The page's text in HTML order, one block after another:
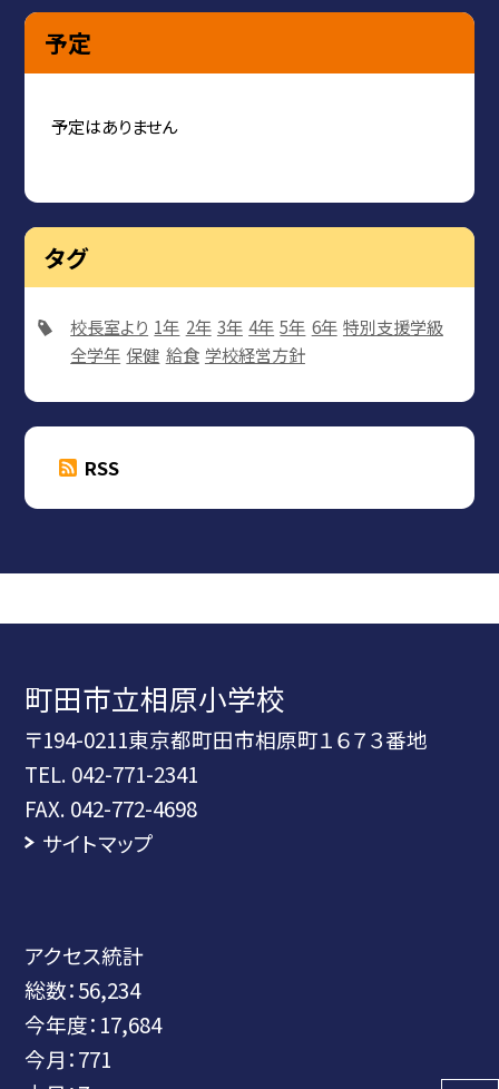
予定
予定はありません
タグ
校長室より 1年 2年 3年 4年 5年 6年 特別支援学級
全学年 保健 給食 学校経営方針
RSS
町田市立相原小学校
〒194-0211東京都町田市相原町１６７３番地
TEL. 042-771-2341
FAX. 042-772-4698
サイトマップ
アクセス統計
総数：56,234
今年度： 17,684
今月：771